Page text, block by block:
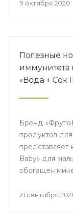
9 октября 2020
Полезные
иммунитета
«Вода + Сок
Бренд
продуктов
Baby» для
обогащен
добавленного
21 сентября